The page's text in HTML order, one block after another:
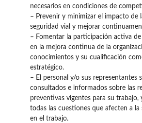
necesarios en condiciones de
– Prevenir y minimizar el impacto de
seguridad vial y mejorar
– Fomentar la participación activa
en la mejora continua de la
conocimientos y su cualificación
estratégico.
– El personal y/o sus representantes
consultados e informados sobre las
preventivas vigentes para su trabajo,
todas las cuestiones que afecten a la
en el trabajo.